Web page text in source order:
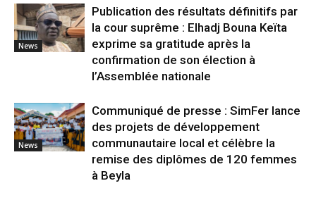
News
Publication des résultats définitifs par
la cour suprême : Elhadj Bouna Keïta
exprime sa gratitude après la
confirmation de son élection à
l’Assemblée nationale
News
Communiqué de presse : SimFer lance
des projets de développement
communautaire local et célèbre la
remise des diplômes de 120 femmes
à Beyla